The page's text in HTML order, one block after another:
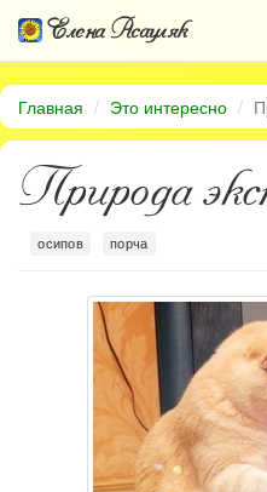
Елена Асауляк
Главная Это интересно
Природа
осипов порча